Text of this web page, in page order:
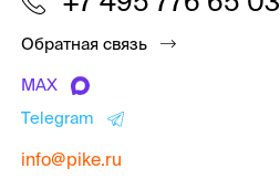
Обратная связь
MAX
Telegram
info@pike.ru